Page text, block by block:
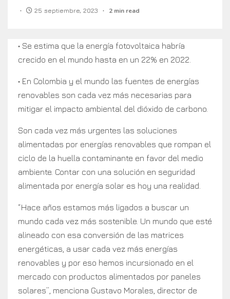
25 septiembre, 2023 2 min read
• Se estima que la energía fotovoltaica habría
crecido en el mundo hasta en un 22% en 2022.
• En Colombia y el mundo las fuentes de energías
renovables son cada vez más necesarias para
mitigar el impacto ambiental del dióxido de carbono.
Son cada vez más urgentes las soluciones
alimentadas por energías renovables que rompan el
ciclo de la huella contaminante en favor del medio
ambiente. Contar con una solución en seguridad
alimentada por energía solar es hoy una realidad.
“Hace años estamos más ligados a buscar un
mundo cada vez más sostenible. Un mundo que esté
alineado con esa conversión de las matrices
energéticas, a usar cada vez más energías
renovables y por eso hemos incursionado en el
mercado con productos alimentados por paneles
solares”, menciona Gustavo Morales, director de